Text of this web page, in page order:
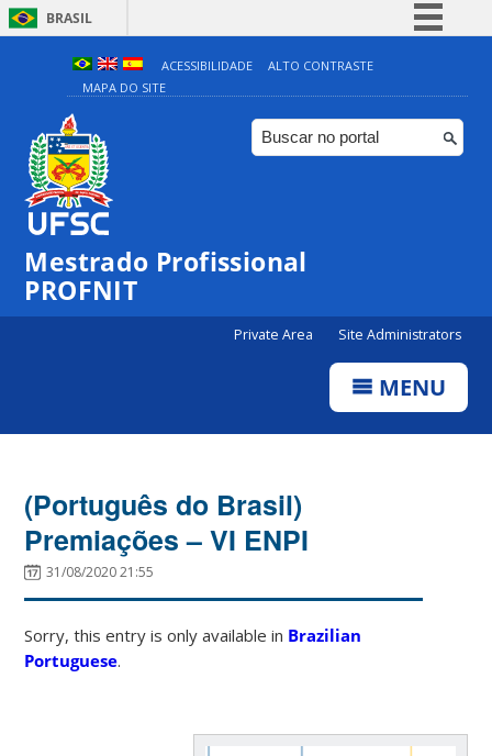
BRASIL
Simplifique!
Comunica BR
Participe
ACESSIBILIDADE
ALTO CONTRASTE
MAPA DO SITE
Mestrado Profissional
PROFNIT
Private Area Site Administrators
MENU
(Português do Brasil)
Premiações – VI ENPI
31/08/2020 21:55
Sorry, this entry is only available in Brazilian
Portuguese.